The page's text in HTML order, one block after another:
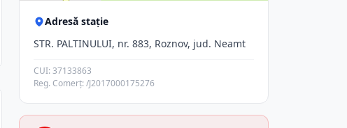
Adresă stație
STR. PALTINULUI, nr. 883, Roznov, jud. Neamt
CUI: 37133863
Reg. Comerț: /J2017000175276